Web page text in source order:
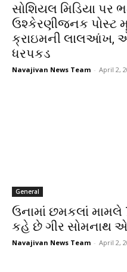
સોશિયલ મિડિયા પર
ઉશ્કેરણીજનક પોસ્ટ
ક્રાઇમની લાલઆંખ,
ધરપકડ
Navajivan News Team - April 2,
General
ઉનામાં છમકલાં મામલે
કહે છે ગીર સોમનાથ
Navajivan News Team - April 2,